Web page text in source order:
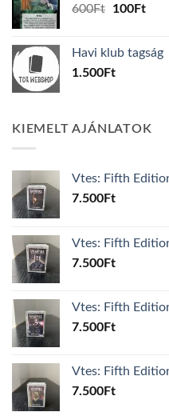
600Ft
Original
600Ft.
100Ft
Havi klub tagság
1.500Ft
KIEMELT AJÁNLATOK
Vtes: Fifth
7.500Ft
Vtes: Fifth
7.500Ft
Vtes: Fifth
7.500Ft
Vtes: Fifth
7.500Ft